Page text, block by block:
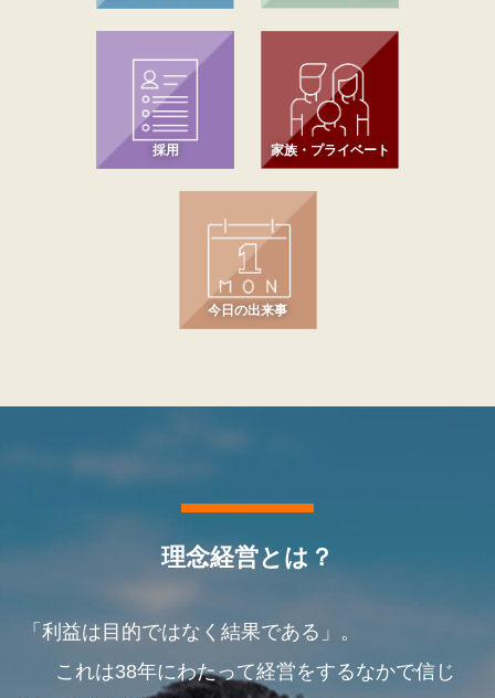
採用 家族・プライベート
今日の出来事
理念経営とは？
「利益は目的ではなく結果である」。
これは38年にわたって経営をするなかで信じ